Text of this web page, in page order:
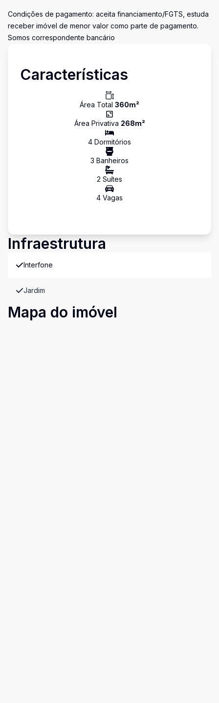
Condições de pagamento: aceita financiamento/FGTS, estuda
receber imóvel de menor valor como parte de pagamento.
Somos correspondente bancário
Características
Área Total 360m²
Área Privativa 268m²
4 Dormitórios
3 Banheiros
2 Suítes
4 Vagas
Infraestrutura
Interfone
Jardim
Mapa do imóvel